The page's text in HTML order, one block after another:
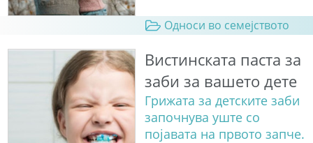
Односи во семејството
Вистинската паста за
заби за вашето дете
Грижата за детските заби
започнува уште со
појавата на првото запче.